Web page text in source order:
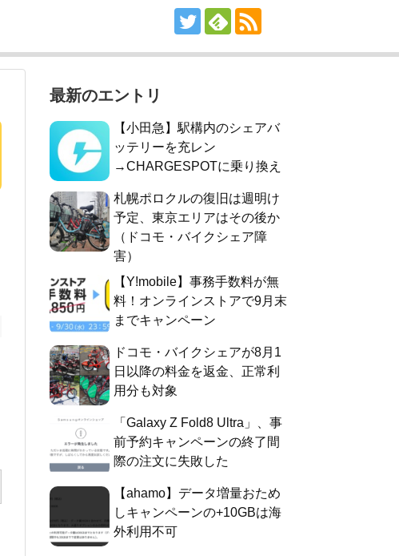
最新のエントリ
【小田急】駅構内のシェアバ
ッテリーを充レン
→CHARGESPOTに乗り換え
札幌ポロクルの復旧は週明け
予定、東京エリアはその後か
（ドコモ・バイクシェア障
害）
【Y!mobile】事務手数料が無
料！オンラインストアで9月末
までキャンペーン
ドコモ・バイクシェアが8月1
日以降の料金を返金、正常利
用分も対象
「Galaxy Z Fold8 Ultra」、事
前予約キャンペーンの終了間
際の注文に失敗した
【ahamo】データ増量おため
しキャンペーンの+10GBは海
外利用不可